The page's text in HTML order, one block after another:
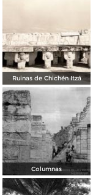
Ruinas de Chichén Itzá
Columnas